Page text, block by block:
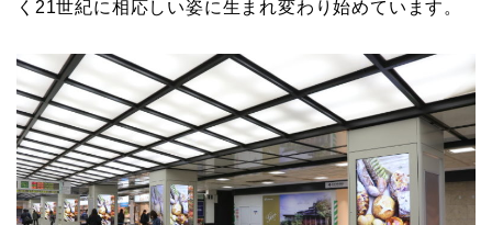
く21世紀に相応しい姿に生まれ変わり始めています。